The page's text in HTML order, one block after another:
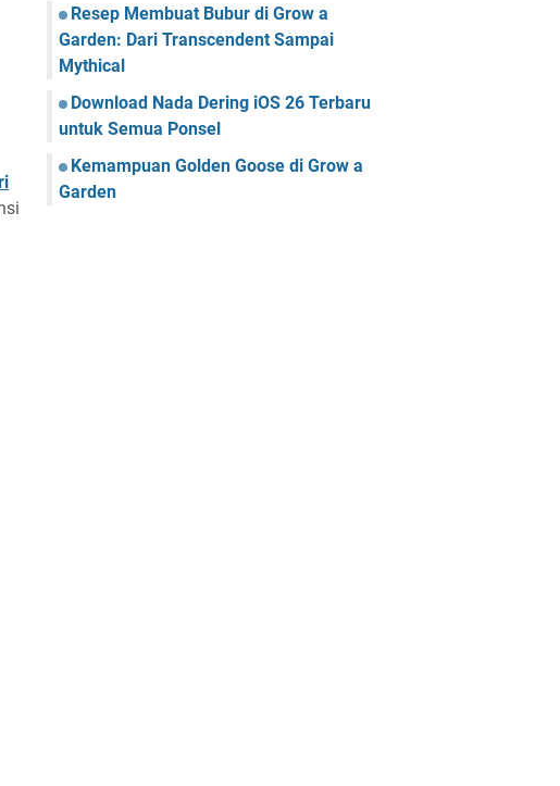
Resep Membuat Bubur di Grow a
Garden: Dari Transcendent Sampai
Mythical
Download Nada Dering iOS 26 Terbaru
untuk Semua Ponsel
Kemampuan Golden Goose di Grow a
Garden